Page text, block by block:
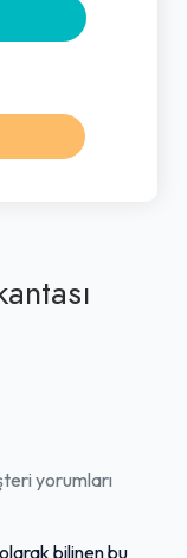
yorumları
bilinen bu